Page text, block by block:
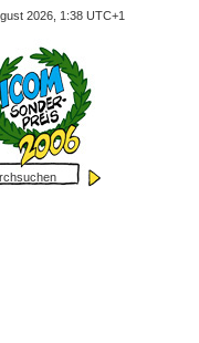
2026, 1:38 UTC+1